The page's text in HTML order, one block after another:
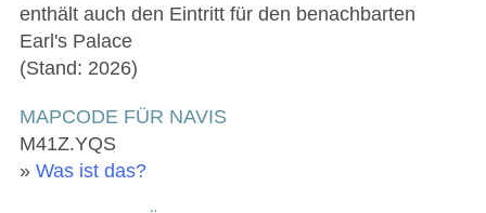
enthält auch den Eintritt für den benachbarten
Earl's Palace
(Stand: 2026)
MAPCODE FÜR NAVIS
M41Z.YQS
» Was ist das?